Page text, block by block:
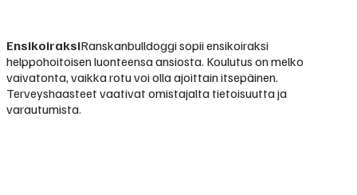
EnsikoiraksiRanskanbulldoggi sopii ensikoiraksi
helppohoitoisen luonteensa ansiosta. Koulutus on melko
vaivatonta, vaikka rotu voi olla ajoittain itsepäinen.
Terveyshaasteet vaativat omistajalta tietoisuutta ja
varautumista.